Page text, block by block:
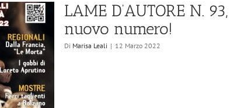
LAME D’AUTORE N. 93,
nuovo numero!
Di Marisa Leali | 12 Marzo 2022